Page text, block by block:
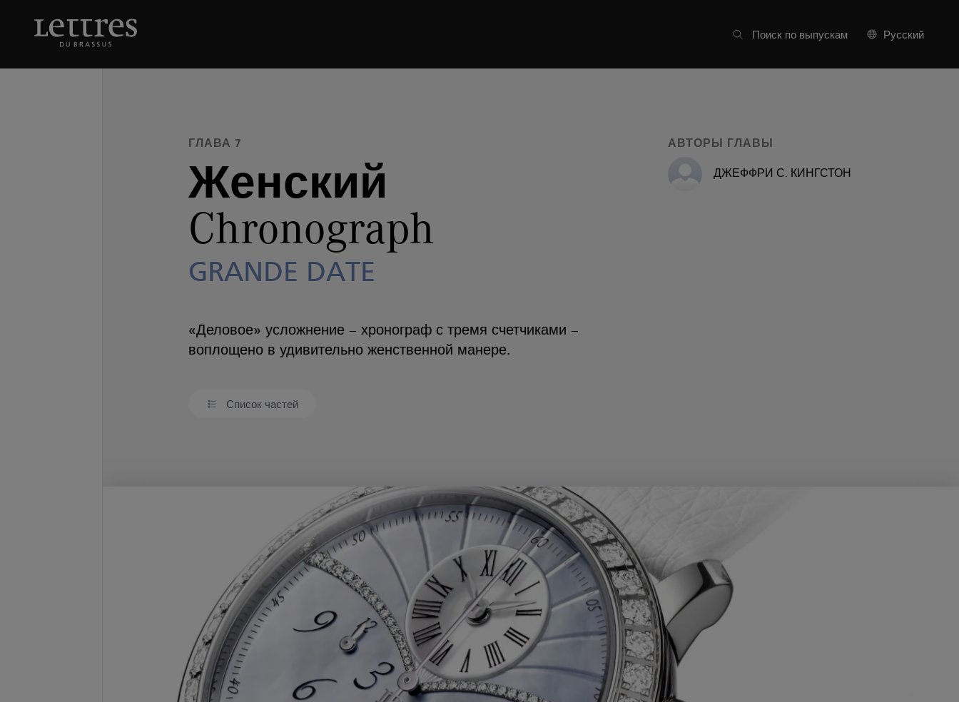
content
Поиск по выпускам Русский
ГЛАВА 7
Женский
Chronograph
GRANDE DATE
«Деловое» усложнение – хронограф с тремя счетчиками –
воплощено в удивительно женственной манере.
Список частей
АВТОРЫ ГЛАВЫ
ДЖЕФФРИ С. КИНГСТОН